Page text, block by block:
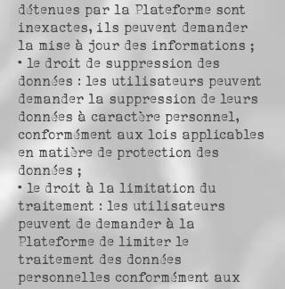
détenues par la Plateforme sont
inexactes, ils peuvent demander
la mise à jour des informations ;
• le droit de suppression des
données : les utilisateurs peuvent
demander la suppression de leurs
données à caractère personnel,
conformément aux lois applicables
en matière de protection des
données ;
• le droit à la limitation du
traitement : les utilisateurs
peuvent de demander à la
Plateforme de limiter le
traitement des données
personnelles conformément aux